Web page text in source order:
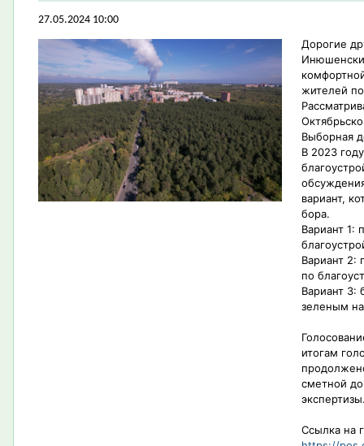
27.05.2024 10:00
Дорогие
жителей
Выборная
В 2023
вариант,
бора.
Вариант 1:
Вариант 2:
по
Вариант 3:
зеленым
итогам
сметной
Ссылка на